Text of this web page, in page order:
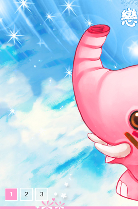
1 2 3